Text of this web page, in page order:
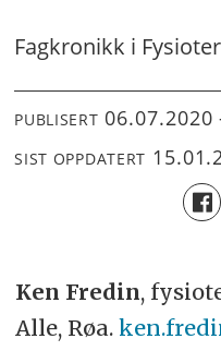
Fagkronikk i
PUBLISERT
SIST OPPDATERT
Ken Fredin,
Alle, Røa.